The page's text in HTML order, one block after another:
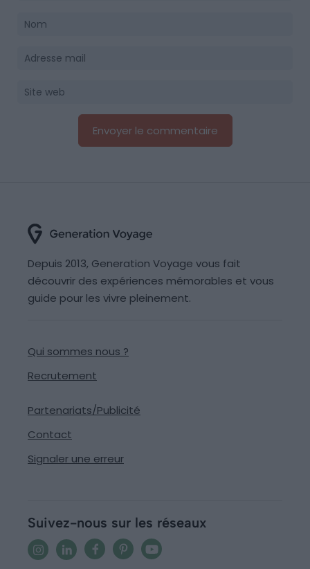
Depuis 2013, Generation Voyage vous fait
découvrir des expériences mémorables et vous
guide pour les vivre pleinement.
Qui sommes nous ?
Recrutement
Partenariats/Publicité
Contact
Signaler une erreur
Suivez-nous sur les réseaux